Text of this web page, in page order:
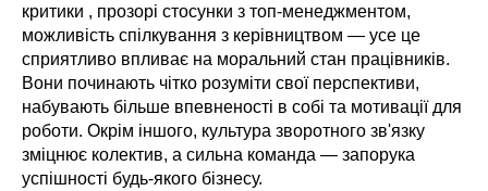
критики , прозорі стосунки з топ-менеджментом,
можливість спілкування з керівництвом — усе це
сприятливо впливає на моральний стан працівників.
Вони починають чітко розуміти свої перспективи,
набувають більше впевненості в собі та мотивації для
роботи. Окрім іншого, культура зворотного зв'язку
зміцнює колектив, а сильна команда — запорука
успішності будь-якого бізнесу.